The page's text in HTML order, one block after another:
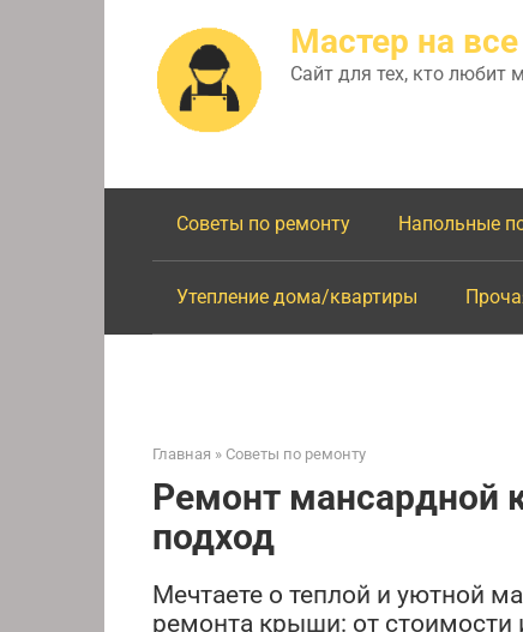
Мастер на
Сайт для тех, кто любит
Советы по ремонту Напольные
Утепление дома/квартиры
Главная » Советы по ремонту
Ремонт
подход
Мечтаете о теплой и уютной
ремонта крыши: от стоимости